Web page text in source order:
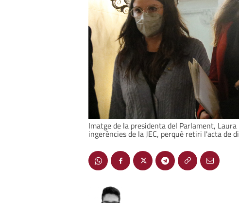
Imatge de la presidenta del Parlament,
ingerències de la JEC, perquè retiri l'acta de